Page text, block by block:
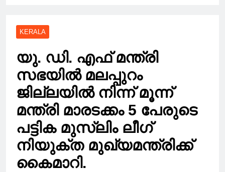
KERALA
യു. ഡി. എഫ് മന്ത്രി
സഭയിൽ മലപ്പുറം
ജില്ലയിൽ നിന്ന് മൂന്ന്
മന്ത്രി മാരടക്കം 5 പേരുടെ
പട്ടിക മുസ്‌ലിം ലീഗ്
നിയുക്ത മുഖ്യമന്ത്രിക്ക്
കൈമാറി.